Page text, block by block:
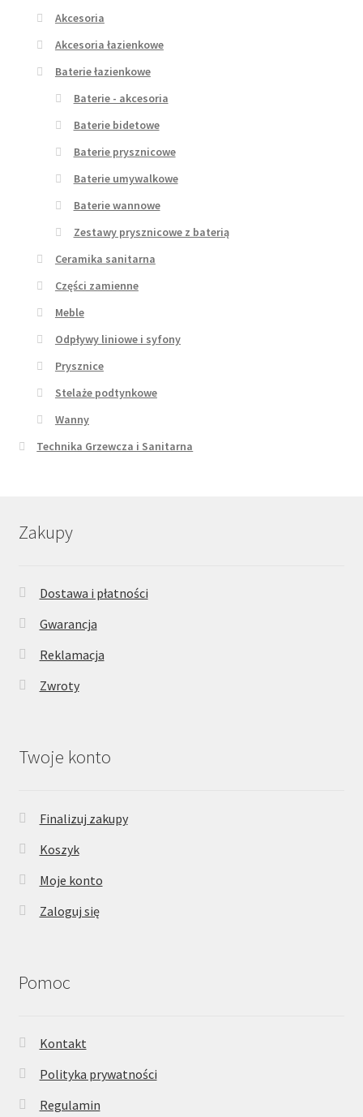
Akcesoria
Akcesoria łazienkowe
Baterie łazienkowe
Baterie - akcesoria
Baterie bidetowe
Baterie prysznicowe
Baterie umywalkowe
Baterie wannowe
Zestawy prysznicowe z baterią
Ceramika sanitarna
Części zamienne
Meble
Odpływy liniowe i syfony
Prysznice
Stelaże podtynkowe
Wanny
Technika Grzewcza i Sanitarna
Zakupy
Dostawa i płatności
Gwarancja
Reklamacja
Zwroty
Twoje konto
Finalizuj zakupy
Koszyk
Moje konto
Zaloguj się
Pomoc
Kontakt
Polityka prywatności
Regulamin